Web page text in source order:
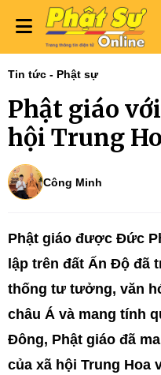
Tin tức - Phật sự
Phật giáo
hội Trung
Công Minh
Phật giáo được Đức
lập trên đất Ấn Độ đã
thống tư tưởng, văn
châu Á và mang tính
Đông, Phật giáo đã
của xã hội Trung